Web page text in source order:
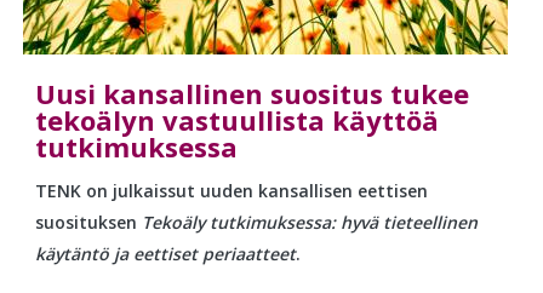
Uusi kansallinen suositus tukee
tekoälyn vastuullista käyttöä
tutkimuksessa
TENK on julkaissut uuden kansallisen eettisen
suosituksen Tekoäly tutkimuksessa: hyvä tieteellinen
käytäntö ja eettiset periaatteet.